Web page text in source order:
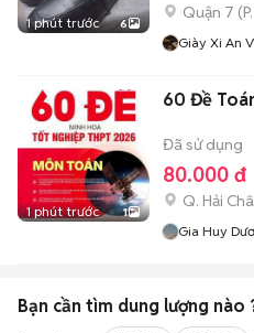
1 phút trước 6
Quận 7 (
Giày Xi An
1 phút trước 1
60 Đề
Đã sử dụng
80.000 đ
Q. Hải
Gia Huy
Bạn cần tìm dung lượng nào